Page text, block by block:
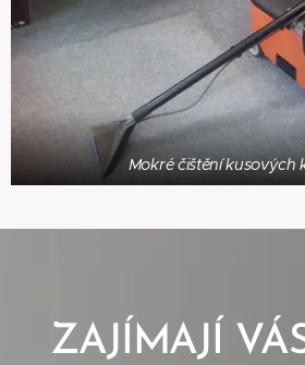
Mokré čištění kusových
ZAJÍMAJÍ